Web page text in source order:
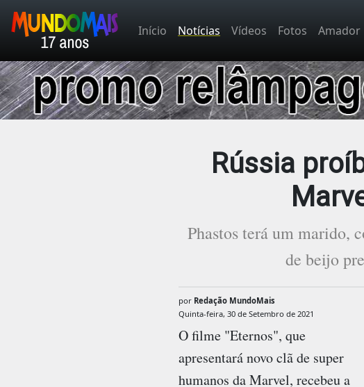
Início Notícias Vídeos Fotos Amador
Rússia
Phastos terá um marido,
de beijo
por Redação MundoMais
Quinta-feira, 30 de Setembro de 2021
O filme "Eternos", que
apresentará novo clã de super
humanos da Marvel, recebeu a